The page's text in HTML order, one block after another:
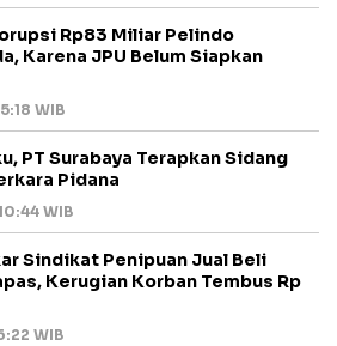
Rp83 Miliar Pelindo
Karena JPU Belum Siapkan
WIB
PT Surabaya Terapkan Sidang
Pidana
WIB
Sindikat Penipuan Jual Beli
Kerugian Korban Tembus Rp
WIB